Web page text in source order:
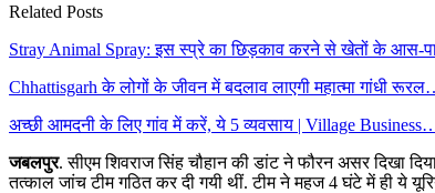
Related Posts
Stray Animal Spray: इस स्प्रे का छिड़काव करने से खेतों के आस-
Chhattisgarh के लोगों के जीवन में बदलाव लाएगी महात्मा गांधी
अच्छी आमदनी के लिए गांव में करें, ये 5 व्यवसाय | Village
जबलपुर. सीएम शिवराज सिंह चौहान की डांट ने फौरन असर दिखा
तत्काल जांच टीम गठित कर दी गयी थीं. टीम ने महज 4 घंटे में ही ये